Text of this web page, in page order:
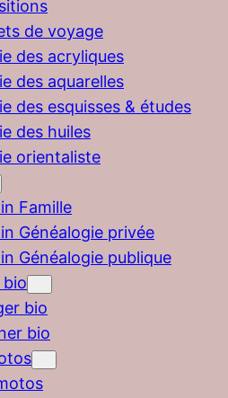
de voyage
des acryliques
des aquarelles
des esquisses & études
des huiles
orientaliste
Famille
Généalogie privée
Généalogie publique
bio
bio